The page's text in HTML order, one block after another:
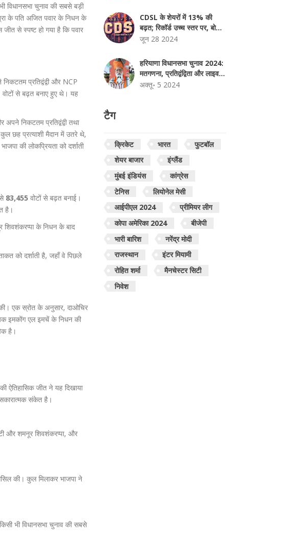
विधानसभा चुनाव की सबसे बड़ी
के पतिअजित पवार के निधन के
से स्पष्ट हो गया है कि पवार
प्रतिद्वंद्वी और NCP
वोटों से बढ़त बनाए हुए थे। यह
अपने निकटतम प्रतिद्वंद्वी तथा
छह प्रत्याशी मैदान में उतरे थे,
की लोकप्रियता को दर्शाती
83,455 वोटों से बढ़त बनाई।
है।
के निधन के बाद
को दर्शाती है, जहाँ वे पिछले
एक स्रोत के अनुसार, दाओचिर
इमकोंग एल इमचें के निधन की
है।
ऐतिहासिक जीत ने यह दिखाया
संकेत है।
और शमनूर शिवशंकरप्पा, और
की। कुल मिलाकर भाजपा ने
भी विधानसभा चुनाव की सबसे
CDSL के शेयरों में 13% की
बढ़त; रिकॉर्ड उच्च स्तर पर, बोर्ड
2 जुलाई को बोनस इश्यू पर विचार
जून 28 2024
हरियाणा विधानसभा चुनाव 2024:
मतगणना, प्रतिद्वंद्विता और लाइव
परिणाम देखें
अक्तू॰ 5 2024
टैग
क्रिकेट भारत
फुटबॉल
शेयर बाजार
इंग्लैंड
मुंबई इंडियंस
कांग्रेस
टेनिस
लियोनेल मेसी
आईपीएल 2024
प्रीमियर लीग
कोपा अमेरिका 2024
बीजेपी
भारी बारिश
नरेंद्र मोदी
राजस्थान
इंटर मियामी
रोहित शर्मा
मैनचेस्टर सिटी
निवेश